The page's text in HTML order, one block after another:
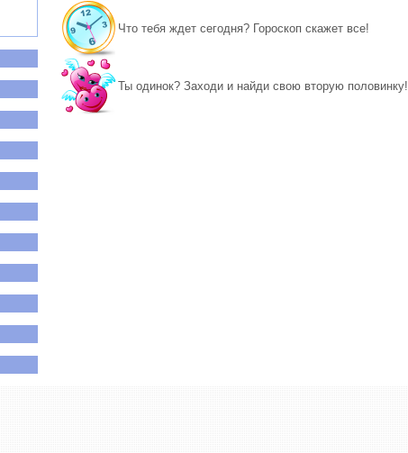
Что тебя ждет сегодня? Гороскоп скажет все!
Ты одинок? Заходи и найди свою вторую половинку!